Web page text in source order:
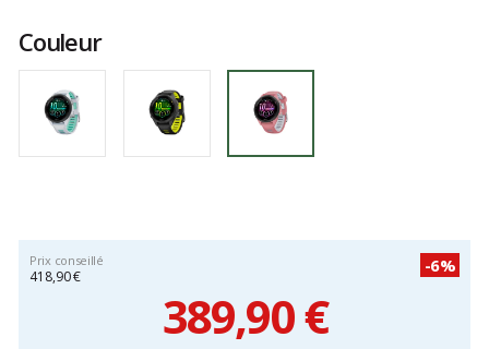
Couleur
Prix conseillé
418,90 €
-6%
389,90 €